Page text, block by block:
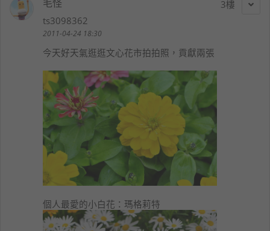
3
毛怪
ts3098362
2011-04-24 18:30
今天好天氣逛逛文心花市拍拍照，貢獻兩張
個人最愛的小白花：瑪格莉特